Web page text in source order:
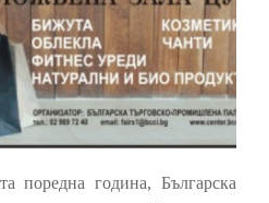
поредна година, Българска